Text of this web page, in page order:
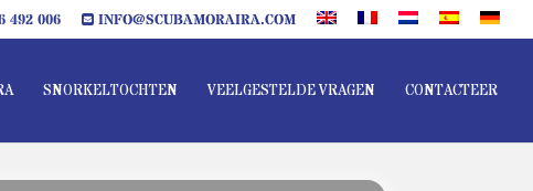
492 006 INFO@SCUBAMORAIRA.COM
SNORKELTOCHTEN VEELGESTELDE VRAGEN CONTACTEER